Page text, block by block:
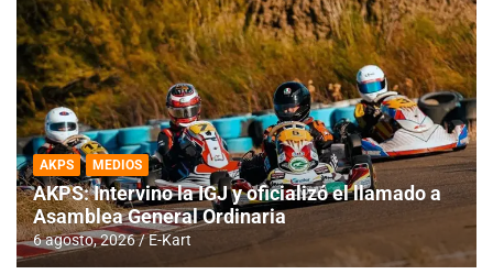
AKPS MEDIOS
AKPS: Intervino la IGJ y oficializó el llamado a
Asamblea General Ordinaria
6 agosto, 2026 E-Kart